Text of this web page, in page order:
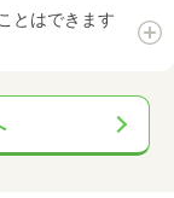
とはできます